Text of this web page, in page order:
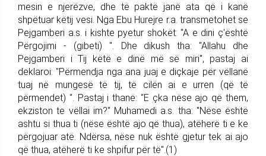
mesin e njerëzve, dhe të paktë janë ata që i kanë
shpëtuar këtij vesi. Nga Ebu Hurejre r.a. transmetohet se
Pejgamberi a.s. i kishte pyetur shokët: "A e dini ç'është
Përgojimi - (gibeti) ". Dhe dikush tha: "Allahu dhe
Pejgamberi i Tij këtë e dinë më së miri", pastaj ai
deklaroi: "Përmendja nga ana juaj e diçkaje për vëllanë
tuaj në mungesë të tij, të cilën ai e urren (që të
përmendet) ". Pastaj i thanë: "E çka nëse ajo që them,
ekziston te vëllai im?" Muhamedi a.s. tha: "Nëse është
ashtu si thua ti (nëse është ajo që thua), atëherë ti e ke
përgojuar atë. Ndërsa, nëse nuk është gjetur tek ai ajo
që thua, atëherë ti ke shpifur për të".(1)